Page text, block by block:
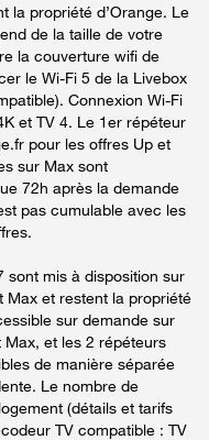
la propriété d’Orange. Le
de la taille de votre
la couverture wifi de
le Wi-Fi 5 de la Livebox
Connexion Wi-Fi
et TV 4. Le 1er répéteur
pour les offres Up et
sur Max sont
72h après la demande
pas cumulable avec les
sont mis à disposition sur
Max et restent la propriété
sur demande sur
et les 2 répéteurs
de manière séparée
Le nombre de
(détails et tarifs
TV compatible : TV